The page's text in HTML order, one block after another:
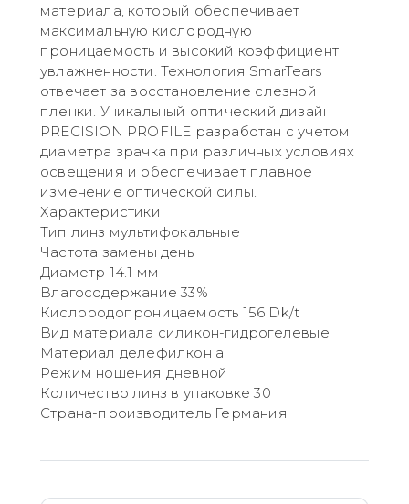
материала, который обеспечивает
максимальную кислородную
проницаемость и высокий коэффициент
увлажненности. Технология SmarTears
отвечает за восстановление слезной
пленки. Уникальный оптический дизайн
PRECISION PROFILE разработан с учетом
диаметра зрачка при различных условиях
освещения и обеспечивает плавное
изменение оптической силы.
Характеристики
Тип линз мультифокальные
Частота замены день
Диаметр 14.1 мм
Влагосодержание 33%
Кислородопроницаемость 156 Dk/t
Вид материала силикон-гидрогелевые
Материал делефилкон а
Режим ношения дневной
Количество линз в упаковке 30
Страна-производитель Германия